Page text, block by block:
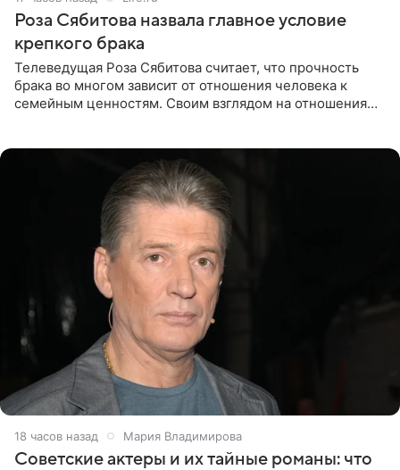
Роза Сябитова назвала главное условие
крепкого брака
Телеведущая Роза Сябитова считает, что прочность
брака во многом зависит от отношения человека к
семейным ценностям. Своим взглядом на отношения
18 часов назад Мария Владимирова
Советские актеры и их тайные романы: что